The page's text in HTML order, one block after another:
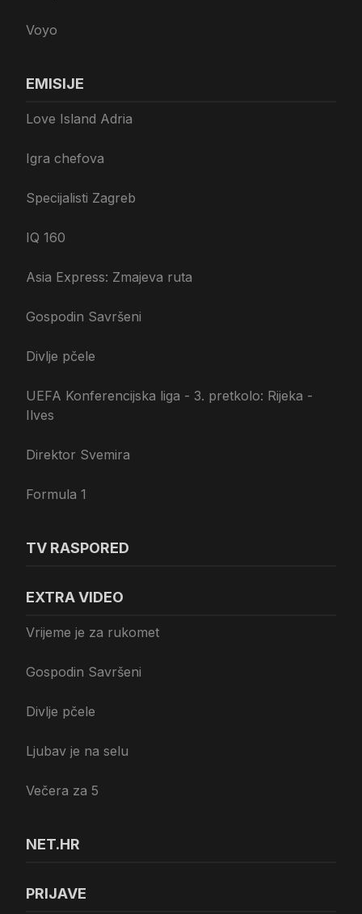
Voyo
EMISIJE
Love Island Adria
Igra chefova
Specijalisti Zagreb
IQ 160
Asia Express: Zmajeva ruta
Gospodin Savršeni
Divlje pčele
UEFA Konferencijska liga - 3. pretkolo: Rijeka -
Ilves
Direktor Svemira
Formula 1
TV RASPORED
EXTRA VIDEO
Vrijeme je za rukomet
Gospodin Savršeni
Divlje pčele
Ljubav je na selu
Večera za 5
NET.HR
PRIJAVE